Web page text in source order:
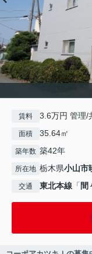
賃料 3.6万円 管理/
面積 35.64㎡
築年数 築42年
所在地 栃木県小山市
交通 東北本線 「 間